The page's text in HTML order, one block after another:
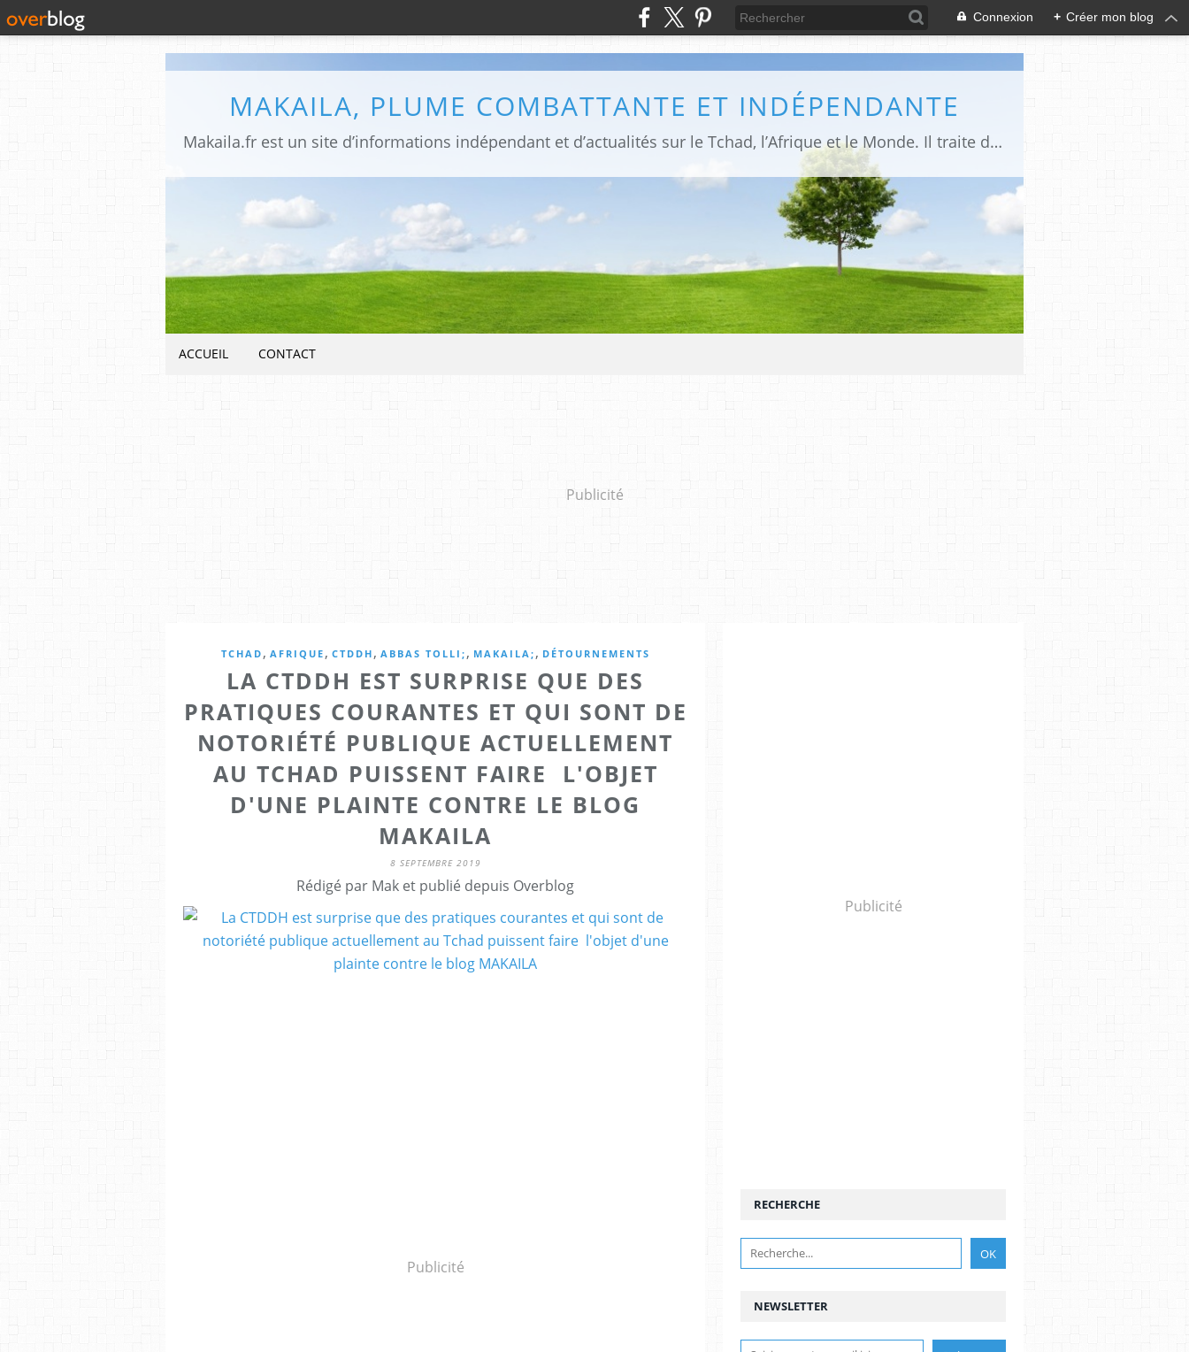
Connexion + Créer mon blog
MAKAILA, PLUME COMBATTANTE ET INDÉPENDANTE
Makaila.fr est un site d’informations indépendant et d’actualités sur le Tchad, l’Afrique et le Monde. Il traite des sujets variés entre autres: la politique, les droits humains, les libertés, le social, l’économique,la culture etc.
ACCUEIL CONTACT
Publicité
TCHAD , AFRIQUE , CTDDH , ABBAS TOLLI; , MAKAILA; , DÉTOURNEMENTS
LA CTDDH EST SURPRISE QUE DES
PRATIQUES COURANTES ET QUI SONT DE
NOTORIÉTÉ PUBLIQUE ACTUELLEMENT
AU TCHAD PUISSENT FAIRE L'OBJET
D'UNE PLAINTE CONTRE LE BLOG
MAKAILA
8 SEPTEMBRE 2019
Rédigé par Mak et publié depuis Overblog
Publicité
Publicité
NEWSLETTER
RECHERCHE